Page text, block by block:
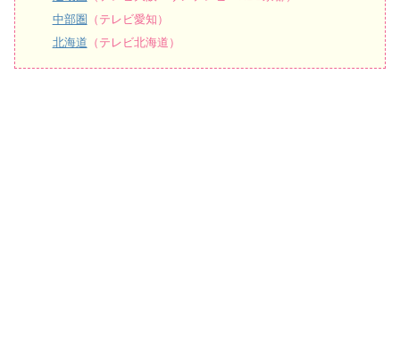
中部圏 （テレビ愛知）
北海道 （テレビ北海道）